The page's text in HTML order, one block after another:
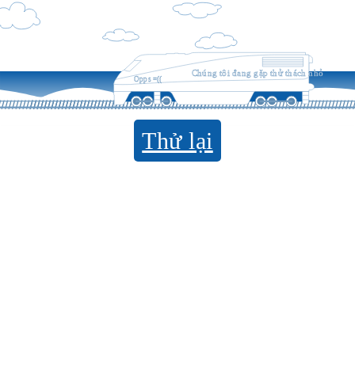
Opps =((
Chúng tôi đang gặp thử thách nhỏ
Thử lại